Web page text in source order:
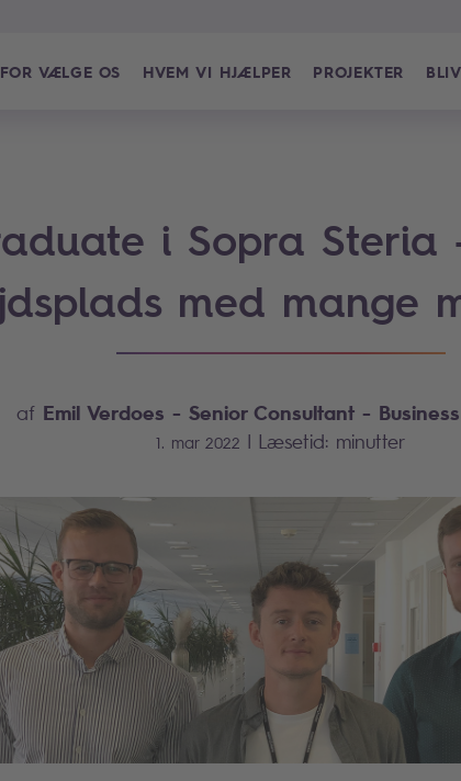
VÆLGE OS HVEM VI HJÆLPER PROJEKTER
i Sopra Steria
med mange
af Emil Verdoes - Senior Consultant -
1. mar 2022 | Læsetid: minutter